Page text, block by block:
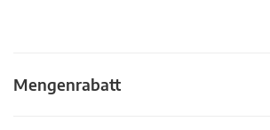
Mengenrabatt